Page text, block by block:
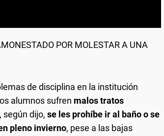
POR MOLESTAR A UNA
de disciplina en la institución
alumnos sufren malos tratos
según dijo, se les prohíbe ir al baño o se
pleno invierno, pese a las bajas